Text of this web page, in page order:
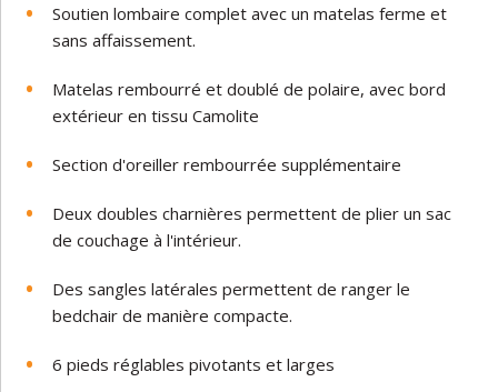
Soutien lombaire complet avec un matelas ferme et
sans affaissement.
Matelas rembourré et doublé de polaire, avec bord
extérieur en tissu Camolite
Section d'oreiller rembourrée supplémentaire
Deux doubles charnières permettent de plier un sac
de couchage à l'intérieur.
Des sangles latérales permettent de ranger le
bedchair de manière compacte.
6 pieds réglables pivotants et larges